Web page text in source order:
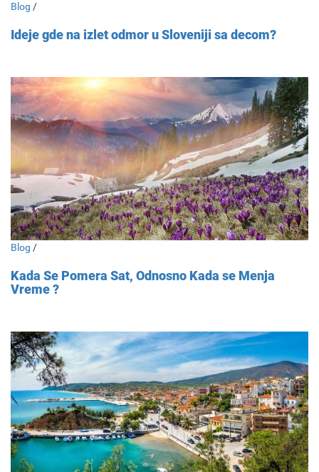
Blog /
Ideje gde na izlet odmor u Sloveniji sa decom?
Blog /
Kada Se Pomera Sat, Odnosno Kada se Menja
Vreme ?